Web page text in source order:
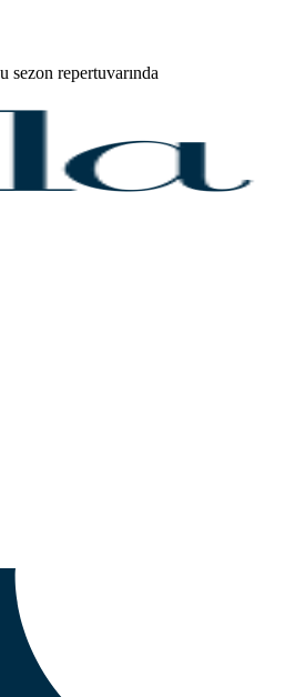
repertuvarında